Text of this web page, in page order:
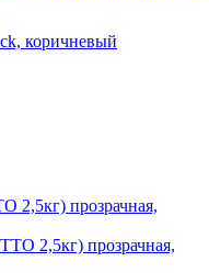
коричневый
2,5кг) прозрачная,